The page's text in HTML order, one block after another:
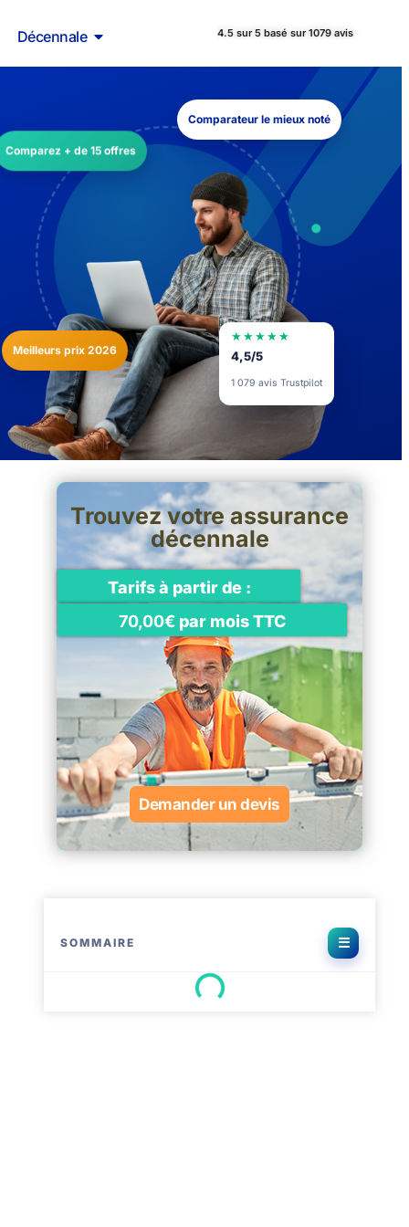
Décennale 4.5 sur 5 basé sur 1079 avis
Comparez + de 15 offres
Meilleurs prix 2026
Comparateur le mieux noté
★★★★★
4,5/5
1 079 avis Trustpilot
SOMMAIRE
Trouvez votre assurance
décennale
Tarifs à partir de :
70,00€ par mois TTC
Demander un devis